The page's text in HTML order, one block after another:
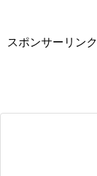
スポンサーリンク